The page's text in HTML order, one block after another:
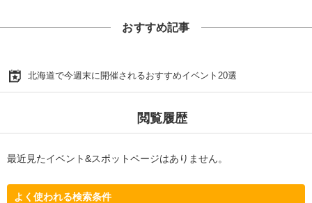
おすすめ記事
北海道で今週末に開催されるおすすめイベント20選
閲覧履歴
最近見たイベント&スポットページはありません。
よく使われる検索条件